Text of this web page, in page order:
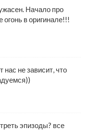
Начало про
в оригинале!!!
нас не зависит, что
эпизоды? все